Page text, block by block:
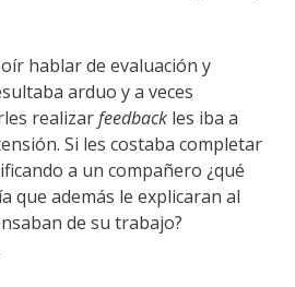
hablar de evaluación y
arduo y a veces
realizarfeedback les iba a
Si les costaba completar
a un compañero ¿qué
que además le explicaran al
de su trabajo?